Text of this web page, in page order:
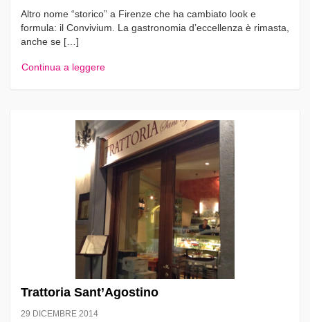
Altro nome “storico” a Firenze che ha cambiato look e
formula: il Convivium. La gastronomia d’eccellenza è rimasta,
anche se […]
Continua a leggere
Trattoria Sant’Agostino
29 DICEMBRE 2014